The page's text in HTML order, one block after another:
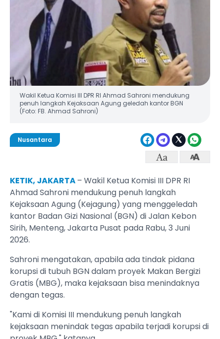
Wakil Ketua Komisi III DPR RI Ahmad Sahroni mendukung
penuh langkah Kejaksaan Agung geledah kantor BGN
(Foto: FB. Ahmad Sahroni)
Nusantara
KETIK, JAKARTA– Wakil Ketua Komisi III DPR RI
Ahmad Sahroni mendukung penuh langkah
Kejaksaan Agung (Kejagung) yang menggeledah
kantor Badan Gizi Nasional (BGN) di Jalan Kebon
Sirih, Menteng, Jakarta Pusat pada Rabu, 3 Juni
2026.
Sahroni mengatakan, apabila ada tindak pidana
korupsi di tubuh BGN dalam proyek Makan Bergizi
Gratis (MBG), maka kejaksaan bisa menindaknya
dengan tegas.
"Kami di Komisi III mendukung penuh langkah
kejaksaan menindak tegas apabila terjadi korupsi di